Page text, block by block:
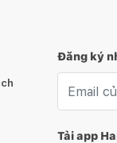
Đăng ký
Tải app